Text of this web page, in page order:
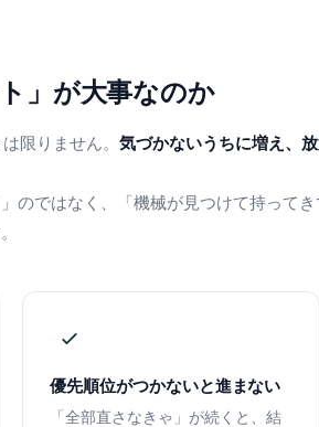
」が大事なのか
限りません。 気づかないうちに増え、
のではなく、「機械が見つけて持って
優先順位がつかないと進まない
「全部直さなきゃ」が続くと、結